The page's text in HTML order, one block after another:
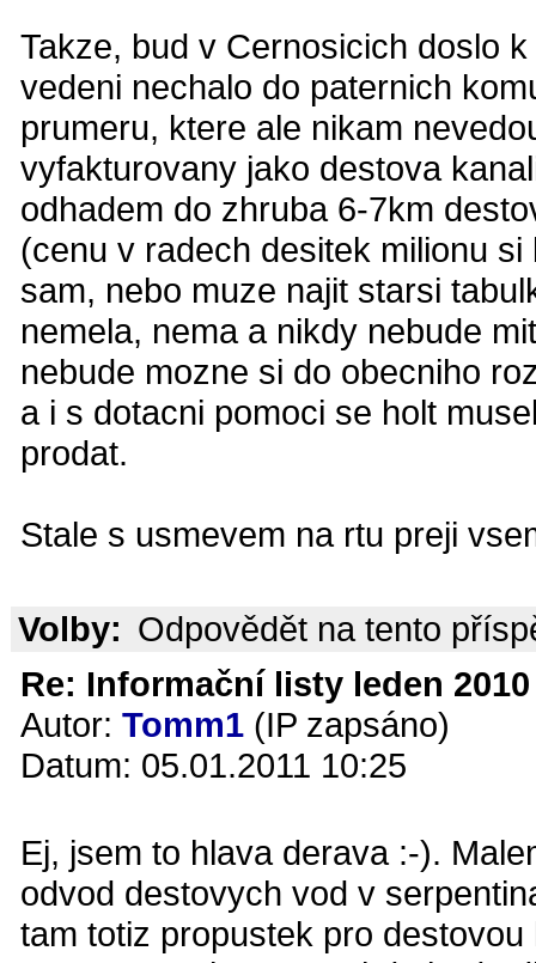
Takze, bud v Cernosicich doslo
vedeni nechalo do paternich
prumeru, ktere ale nikam
vyfakturovany jako destova
odhadem do zhruba 6-7km
(cenu v radech desitek milionu
sam, nebo muze najit starsi
nemela, nema a nikdy nebude
nebude mozne si do obecniho
a i s dotacni pomoci se holt
prodat.
Stale s usmevem na rtu preji
Volby: Odpovědět na tento
Re: Informační listy leden
Autor: Tomm1 (IP zapsáno)
Datum: 05.01.2011 10:25
Ej, jsem to hlava derava :-).
odvod destovych vod v
tam totiz propustek pro